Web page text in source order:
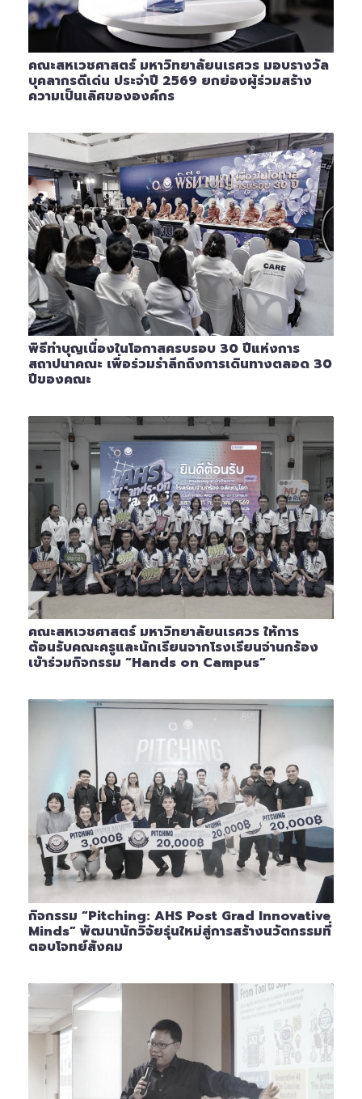
คณะสหเวชศาสตร์ มหาวิทยาลัยนเรศวร มอบรางวัล
บุคลากรดีเด่น ประจำปี 2569 ยกย่องผู้ร่วมสร้าง
ความเป็นเลิศขององค์กร
พิธีทำบุญเนื่องในโอกาสครบรอบ 30 ปีแห่งการ
สถาปนาคณะ เพื่อร่วมรำลึกถึงการเดินทางตลอด 30
ปีของคณะ
คณะสหเวชศาสตร์ มหาวิทยาลัยนเรศวร ให้การ
ต้อนรับคณะครูและนักเรียนจากโรงเรียนจ่านกร้อง
เข้าร่วมกิจกรรม “Hands on Campus”
กิจกรรม “Pitching: AHS Post Grad Innovative
Minds” พัฒนานักวิจัยรุ่นใหม่สู่การสร้างนวัตกรรมที่
ตอบโจทย์สังคม